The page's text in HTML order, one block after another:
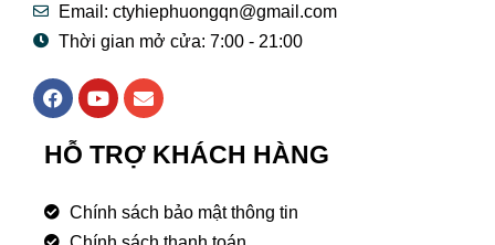
Email: ctyhiephuongqn@gmail.com
Thời gian mở cửa: 7:00 - 21:00
F
a
e
b
o
k
Y
o
t
u
e
E
n
e
l
p
e
HỖ TRỢ KHÁCH HÀNG
Chính sách bảo mật thông tin